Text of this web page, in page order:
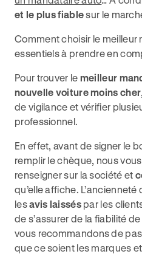
et le plus fiablesur le
Comment choisir le meilleur
essentiels à prendre en
Pour trouver le meilleur
nouvelle voiture moins cher
de vigilance et vérifier
professionnel.
En effet, avant de signer le
remplir le chèque, nous
renseigner sur la société et
qu’elle affiche.
lesavis laisséspar les
de s’assurer de la fiabilité
vous recommandons de
que ce soient les marques